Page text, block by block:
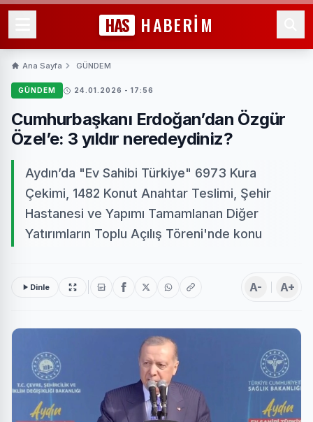
HAS HABERİM
Ana Sayfa GÜNDEM
GÜNDEM 24.01.2026 - 17:56
Cumhurbaşkanı Erdoğan’dan Özgür
Özel’e: 3 yıldır neredeydiniz?
Aydın’da "Ev Sahibi Türkiye" 6973 Kura
Çekimi, 1482 Konut Anahtar Teslimi, Şehir
Hastanesi ve Yapımı Tamamlanan Diğer
Yatırımların Toplu Açılış Töreni'nde konu
Dinle A- A+